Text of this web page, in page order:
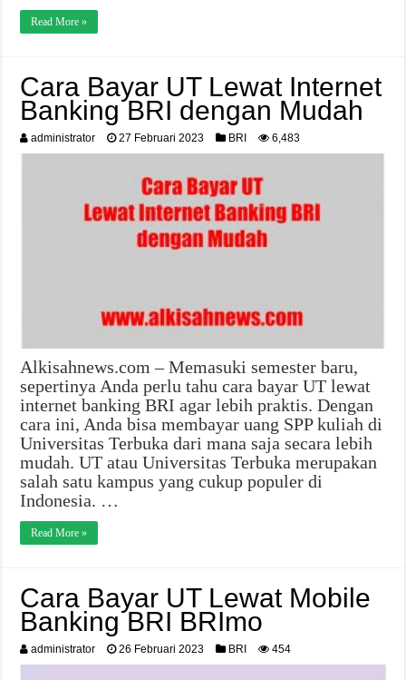
Read More »
Cara Bayar UT Lewat Internet
Banking BRI dengan Mudah
administrator 27 Februari 2023 BRI 6,483
Alkisahnews.com – Memasuki semester baru,
sepertinya Anda perlu tahu cara bayar UT lewat
internet banking BRI agar lebih praktis. Dengan
cara ini, Anda bisa membayar uang SPP kuliah di
Universitas Terbuka dari mana saja secara lebih
mudah. UT atau Universitas Terbuka merupakan
salah satu kampus yang cukup populer di
Indonesia. …
Read More »
Cara Bayar UT Lewat Mobile
Banking BRI BRImo
administrator 26 Februari 2023 BRI 454